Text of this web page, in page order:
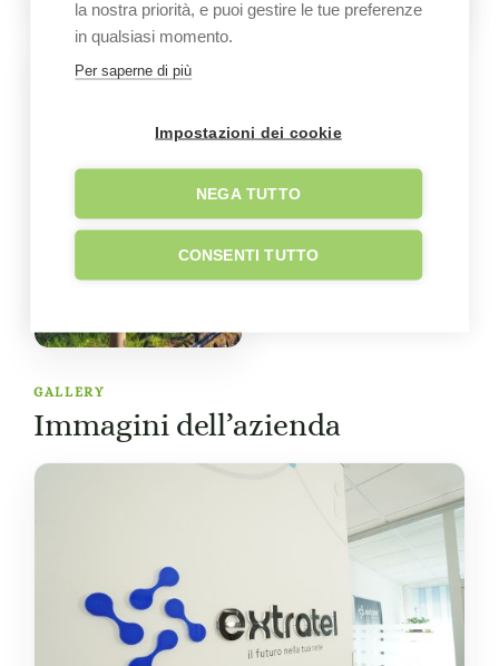
GALLERY
Immagini dell’azienda
la nostra priorità, e puoi gestire le tue preferenze
in qualsiasi momento.
Per saperne di più
Impostazioni dei cookie
NEGA TUTTO
CONSENTI TUTTO